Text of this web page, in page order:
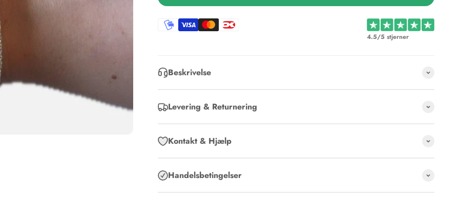
4.5/5 stjerner
Beskrivelse
Levering & Returnering
Kontakt & Hjælp
Handelsbetingelser